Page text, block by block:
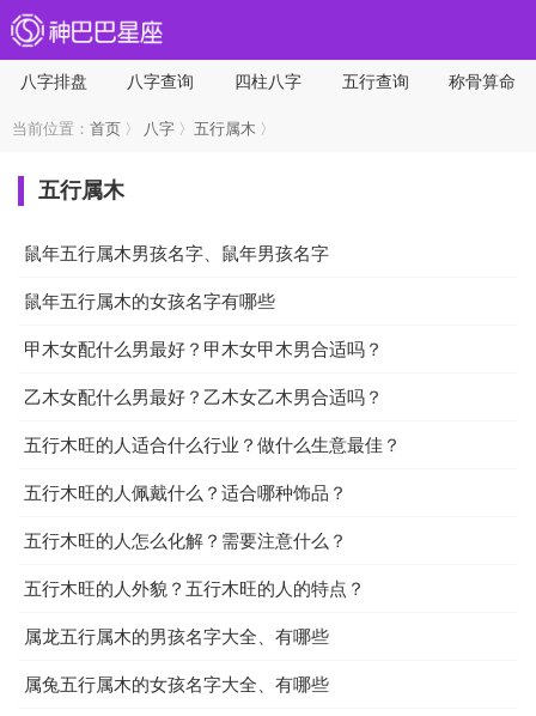
八字排盘 八字查询 四柱八字 五行查询 称骨算命
当前位置： 首页 〉 八字 〉 五行属木 〉
五行属木
鼠年五行属木男孩名字、鼠年男孩名字
鼠年五行属木的女孩名字有哪些
甲木女配什么男最好？甲木女甲木男合适吗？
乙木女配什么男最好？乙木女乙木男合适吗？
五行木旺的人适合什么行业？做什么生意最佳？
五行木旺的人佩戴什么？适合哪种饰品？
五行木旺的人怎么化解？需要注意什么？
五行木旺的人外貌？五行木旺的人的特点？
属龙五行属木的男孩名字大全、有哪些
属兔五行属木的女孩名字大全、有哪些